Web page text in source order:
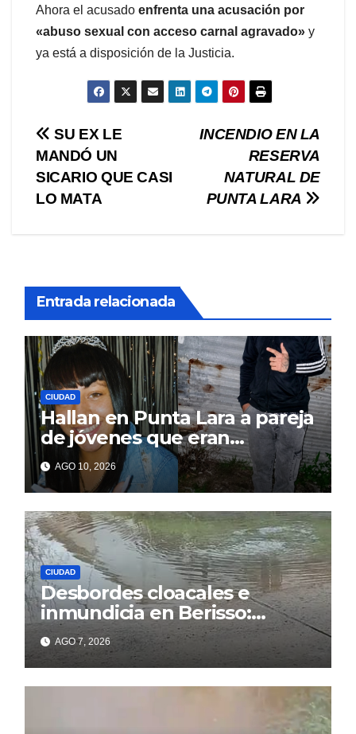
Ahora el acusado enfrenta una acusación por
«abuso sexual con acceso carnal agravado» y
ya está a disposición de la Justicia.
Navegación
de
entradas
INCENDIO EN LA
RESERVA
NATURAL DE
PUNTA LARA
SU EX LE
MANDÓ UN
SICARIO QUE CASI
LO MATA
Entrada relacionada
CIUDAD
Hallan en Punta Lara a pareja
de jóvenes que eran
intensamente buscados en
Berisso
AGO 10, 2026
CIUDAD
Desbordes cloacales e
inmundicia en Berisso:
colapso de la red en la calle
14AGO 7, 2026